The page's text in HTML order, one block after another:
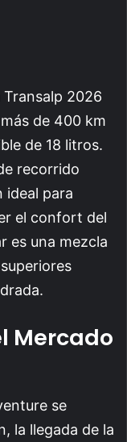
2026
de 400 km
de 18 litros.
recorrido
ideal para
el confort del
es una mezcla
Mercado
se
la llegada de la